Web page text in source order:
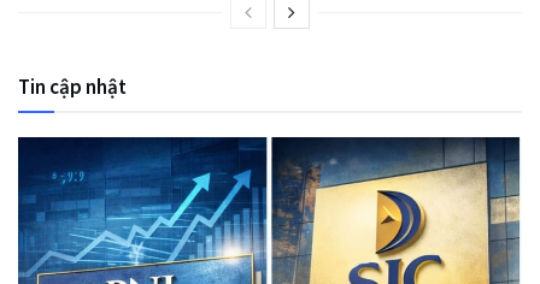
Tin cập nhật